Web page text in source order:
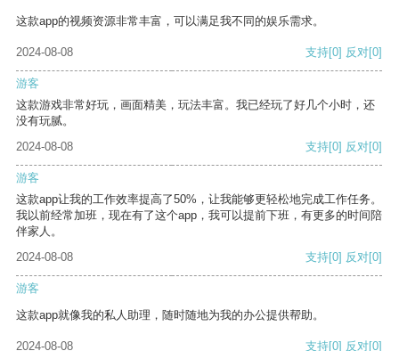
这款app的视频资源非常丰富，可以满足我不同的娱乐需求。
2024-08-08 支持[0] 反对[0]
游客
这款游戏非常好玩，画面精美，玩法丰富。我已经玩了好几个小时，还
没有玩腻。
2024-08-08
支持[0] 反对[0]
游客
这款app让我的工作效率提高了50%，让我能够更轻松地完成工作任务。
我以前经常加班，现在有了这个app，我可以提前下班，有更多的时间陪
伴家人。
2024-08-08
支持[0] 反对[0]
游客
这款app就像我的私人助理，随时随地为我的办公提供帮助。
2024-08-08 支持[0] 反对[0]